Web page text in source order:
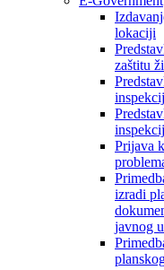
lokaciji
zaštitu
Prijava
izradi
javnog